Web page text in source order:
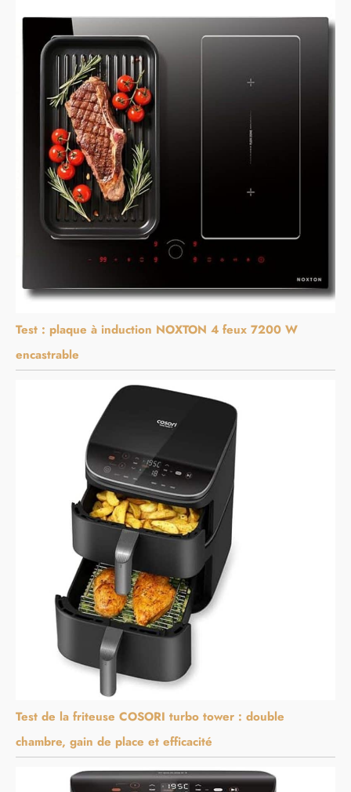
Test : plaque à induction NOXTON 4 feux 7200 W
encastrable
Test de la friteuse COSORI turbo tower : double
chambre, gain de place et efficacité